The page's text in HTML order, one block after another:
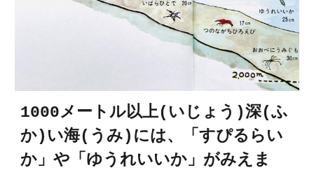
1000メートル以上(いじょう)深(ふ
か)い海(うみ)には、「すぴるらい
か」や「ゆうれいいか」がみえま